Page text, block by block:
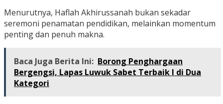
Menurutnya, Haflah Akhirussanah bukan sekadar
seremoni penamatan pendidikan, melainkan momentum
penting dan penuh makna.
Baca Juga Berita Ini: Borong Penghargaan
Bergengsi, Lapas Luwuk Sabet Terbaik I di Dua
Kategori